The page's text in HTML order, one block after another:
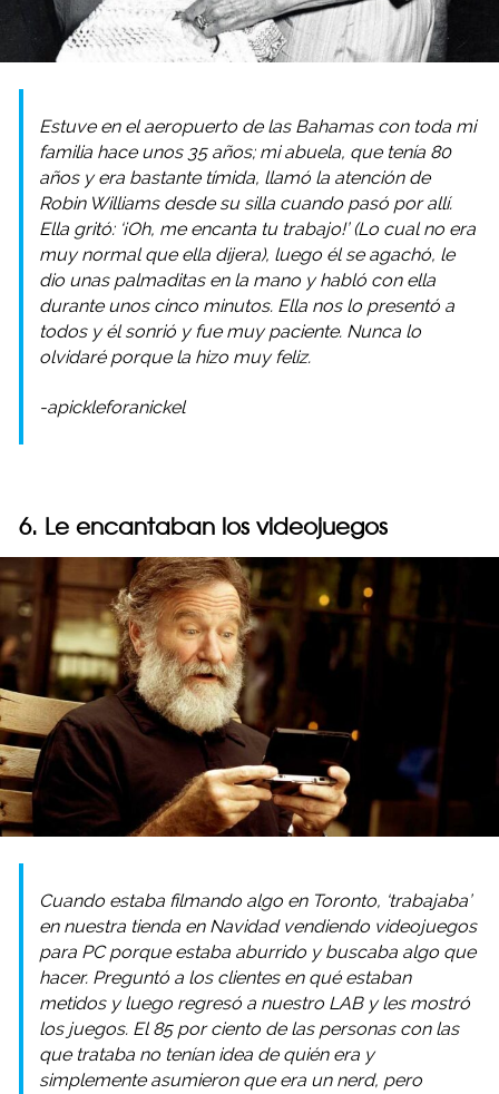
Estuve en el aeropuerto de las Bahamas con toda mi
familia hace unos 35 años; mi abuela, que tenía 80
años y era bastante tímida, llamó la atención de
Robin Williams desde su silla cuando pasó por allí.
Ella gritó: ‘¡Oh, me encanta tu trabajo!’ (Lo cual no era
muy normal que ella dijera), luego él se agachó, le
dio unas palmaditas en la mano y habló con ella
durante unos cinco minutos. Ella nos lo presentó a
todos y él sonrió y fue muy paciente. Nunca lo
olvidaré porque la hizo muy feliz.
-apickleforanickel
6. Le encantaban los videojuegos
Cuando estaba filmando algo en Toronto, ‘trabajaba’
en nuestra tienda en Navidad vendiendo videojuegos
para PC porque estaba aburrido y buscaba algo que
hacer. Preguntó a los clientes en qué estaban
metidos y luego regresó a nuestro LAB y les mostró
los juegos. El 85 por ciento de las personas con las
que trataba no tenían idea de quién era y
simplemente asumieron que era un nerd, pero